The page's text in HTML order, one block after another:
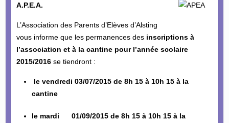
A.P.E.A.
L’Association des Parents d’Elèves d’Alsting
vous informe que les permanences des inscriptions à
l’association et à la cantine pour l’année scolaire
2015/2016 se tiendront :
le vendredi 03/07/2015 de 8h 15 à 10h 15 à la
cantine
le mardi 01/09/2015 de 8h 15 à 10h 15 à la